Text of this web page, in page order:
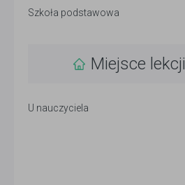
Szkoła podstawowa
Miejsce lekcji
U nauczyciela